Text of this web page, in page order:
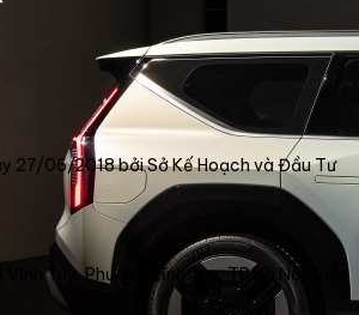
27/06/2018 bởi Sở Kế Hoạch và Đầu Tư
Tuy, Phường Vĩnh Tuy, TP Hà Nội, Việt